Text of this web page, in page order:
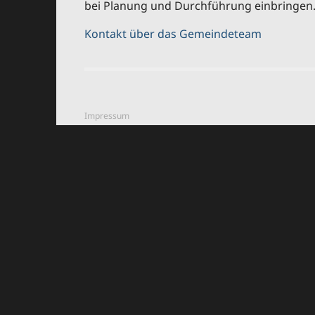
bei Planung und Durchführung einbringen.
Kontakt über das Gemeindeteam
Impressum